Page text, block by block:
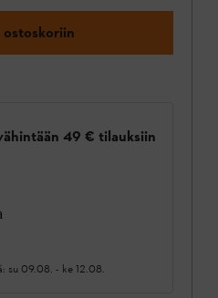
ostoskoriin
49 € tilauksiin
su 09.08. - ke 12.08.